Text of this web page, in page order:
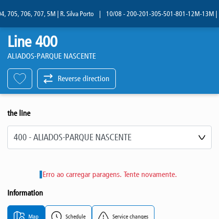
706, 707, 5M | R. Silva Porto | 10/08 - 200-201-305-501-801-12M-13M | R.
Line 400
ALIADOS-PARQUE NASCENTE
Reverse direction
the line
Erro ao carregar paragens. Tente novamente.
Information
Map Schedule Service changes